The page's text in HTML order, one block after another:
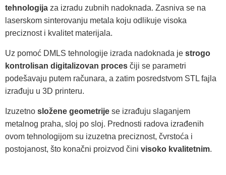
tehnologija za izradu zubnih nadoknada. Zasniva se na
laserskom sinterovanju metala koju odlikuje visoka
preciznost i kvalitet materijala.
Uz pomoć DMLS tehnologije izrada nadoknada je strogo
kontrolisan digitalizovan proces čiji se parametri
podešavaju putem računara, a zatim posredstvom STL fajla
izrađuju u 3D printeru.
Izuzetno složene geometrije se izrađuju slaganjem
metalnog praha, sloj po sloj. Prednosti radova izrađenih
ovom tehnologijom su izuzetna preciznost, čvrstoća i
postojanost, što konačni proizvod čini visoko kvalitetnim.